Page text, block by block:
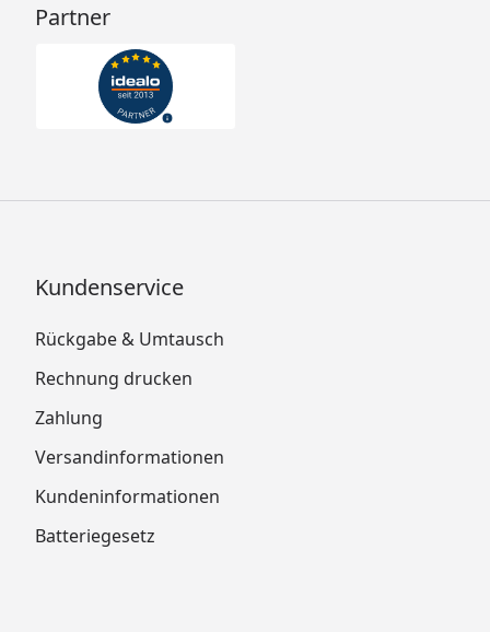
Partner
Kundenservice
Rückgabe & Umtausch
Rechnung drucken
Zahlung
Versandinformationen
Kundeninformationen
Batteriegesetz